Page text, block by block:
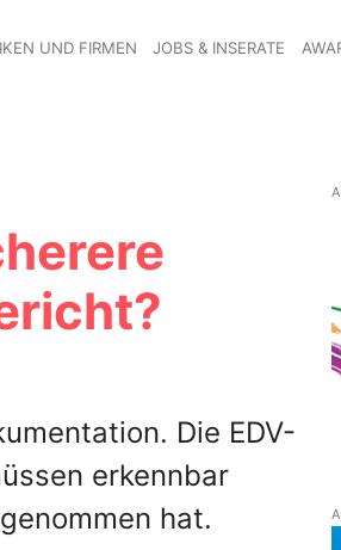
UND FIRMEN JOBS & INSERATE
Die EDV-
erkennbar
hat.